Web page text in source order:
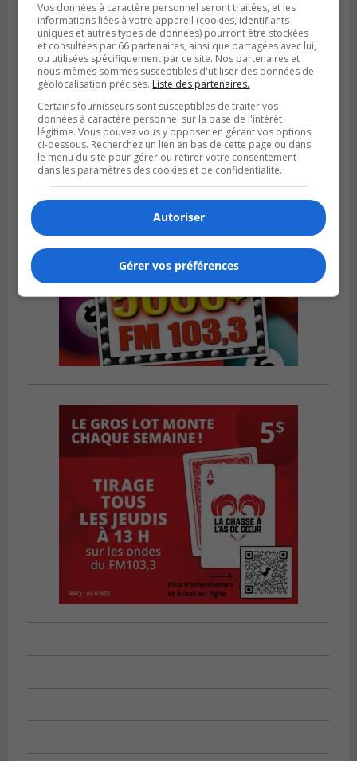
SAINT-CATHERINE
Publié le 30 juillet 2026 à 07h58
Sainte-Catherine prolonge son aide
financière au Complexe Le Partage
Vos données à caractère personnel seront traitées, et les
informations liées à votre appareil (cookies, identifiants
uniques et autres types de données) pourront être stockées
et consultées par 66 partenaires, ainsi que partagées avec lui,
ou utilisées spécifiquement par ce site. Nos partenaires et
nous-mêmes sommes susceptibles d'utiliser des données de
géolocalisation précises. Liste des partenaires.
Certains fournisseurs sont susceptibles de traiter vos
données à caractère personnel sur la base de l'intérêt
légitime. Vous pouvez vous y opposer en gérant vos options
ci-dessous. Recherchez un lien en bas de cette page ou dans
le menu du site pour gérer ou retirer votre consentement
dans les paramètres des cookies et de confidentialité.
Autoriser
Gérer vos préférences